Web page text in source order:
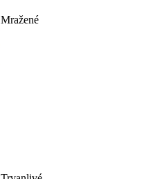
Mražené